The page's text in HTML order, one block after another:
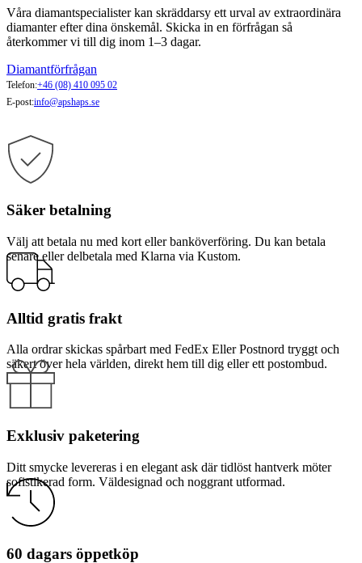
Våra diamantspecialister kan skräddarsy ett urval av extraordinära
diamanter efter dina önskemål. Skicka in en förfrågan så
återkommer vi till dig inom 1–3 dagar.
Diamantförfrågan
Telefon:+46 (08) 410 095 02
E-post:info@apshaps.se
Säker betalning
Välj att betala nu med kort eller banköverföring. Du kan betala
senare eller delbetala med Klarna via Kustom.
Alltid gratis frakt
Alla ordrar skickas spårbart med FedEx Eller Postnord tryggt och
säkert över hela världen, direkt hem till dig eller ett postombud.
Exklusiv paketering
Ditt smycke levereras i en elegant ask där tidlöst hantverk möter
sofistikerad form. Väldesignad och noggrant utformad.
60 dagars öppetköp